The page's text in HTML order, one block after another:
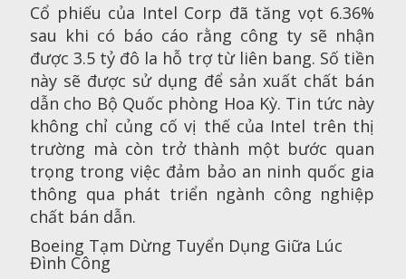
Cổ phiếu của Intel Corp đã tăng vọt 6.36%
sau khi có báo cáo rằng công ty sẽ nhận
được 3.5 tỷ đô la hỗ trợ từ liên bang. Số tiền
này sẽ được sử dụng để sản xuất chất bán
dẫn cho Bộ Quốc phòng Hoa Kỳ. Tin tức này
không chỉ củng cố vị thế của Intel trên thị
trường mà còn trở thành một bước quan
trọng trong việc đảm bảo an ninh quốc gia
thông qua phát triển ngành công nghiệp
chất bán dẫn.
Boeing Tạm Dừng Tuyển Dụng Giữa Lúc
Đình Công